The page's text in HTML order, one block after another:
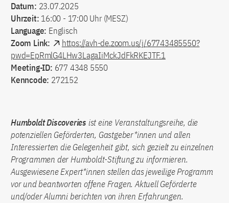
Datum: 23.07.2025
Uhrzeit: 16:00 - 17:00 Uhr (MESZ)
Language: Englisch
Zoom Link:
https://avh-de.zoom.us/j/67743485550?
pwd=EpRmlG4LHw3LagaIiMckJdFkRKEJTF.1
Meeting-ID: 677 4348 5550
Kenncode: 272152
Humboldt Discoveries ist eine Veranstaltungsreihe, die
potenziellen Geförderten, Gastgeber*innen und allen
Interessierten die Gelegenheit gibt, sich gezielt zu einzelnen
Programmen der Humboldt-Stiftung zu informieren.
Ausgewiesene Expert*innen stellen das jeweilige Programm
vor und beantworten offene Fragen. Aktuell Geförderte
und/oder Alumni berichten von ihren Erfahrungen.